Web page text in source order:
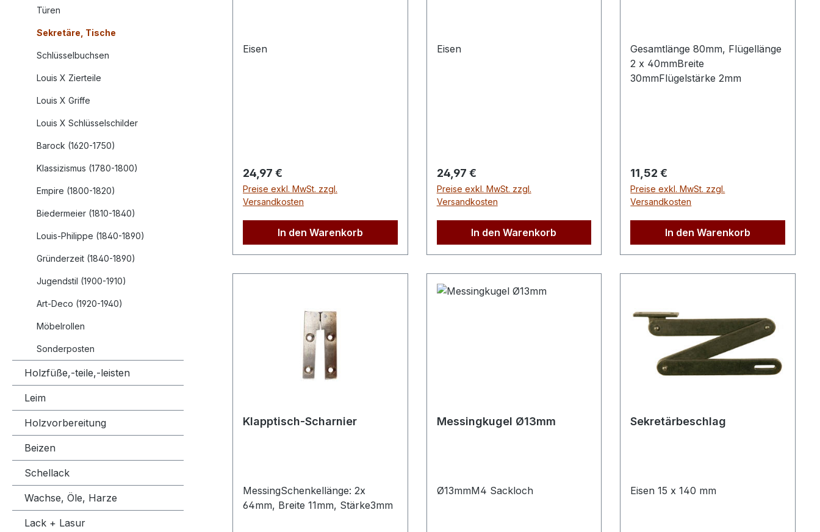
Türen
Sekretäre, Tische
Schlüsselbuchsen
Louis X Zierteile
Louis X Griffe
Louis X Schlüsselschilder
Barock (1620-1750)
Klassizismus (1780-1800)
Empire (1800-1820)
Biedermeier (1810-1840)
Louis-Philippe (1840-1890)
Gründerzeit (1840-1890)
Jugendstil (1900-1910)
Art-Deco (1920-1940)
Möbelrollen
Sonderposten
Holzfüße,-teile,-leisten
Leim
Holzvorbereitung
Beizen
Schellack
Wachse, Öle, Harze
Lack + Lasur
Eisen
Regulärer Preis:
24,97 €
Preise exkl. MwSt. zzgl.
Versandkosten
In den Warenkorb
Eisen
Regulärer Preis:
24,97 €
Preise exkl. MwSt. zzgl.
Versandkosten
In den Warenkorb
Gesamtlänge 80mm, Flügellänge
2 x 40mmBreite
30mmFlügelstärke 2mm
Regulärer Preis:
11,52 €
Preise exkl. MwSt. zzgl.
Versandkosten
In den Warenkorb
Klapptisch-Scharnier
MessingSchenkellänge: 2x
64mm, Breite 11mm, Stärke3mm
Messingkugel Ø13mm
Ø13mmM4 Sackloch
Sekretärbeschlag
Eisen 15 x 140 mm